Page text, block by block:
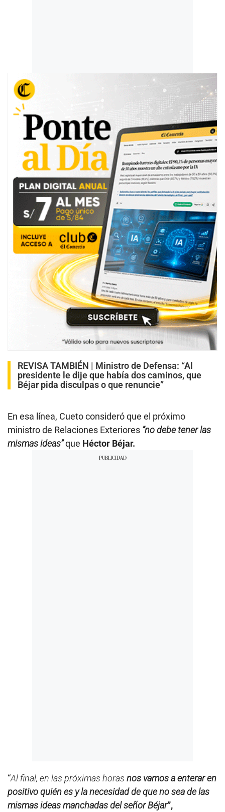
REVISA TAMBIÉN | Ministro de Defensa: “Al
presidente le dije que había dos caminos, que
Béjar pida disculpas o que renuncie”
En esa línea, Cueto consideró que el próximo
ministro de Relaciones Exteriores “no debe tener las
mismas ideas”que Héctor Béjar.
“Al final, en las próximas horas nos vamos a enterar en
positivo quién es y la necesidad de que no sea de las
mismas ideas manchadas del señor Béjar”,